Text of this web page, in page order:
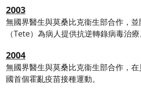
2003
無國界醫生與莫桑比克衞生部合作，
（Tete）為病人提供抗逆轉錄病毒治療
2004
無國界醫生與莫桑比克衞生部合作，
國首個霍亂疫苗接種運動。